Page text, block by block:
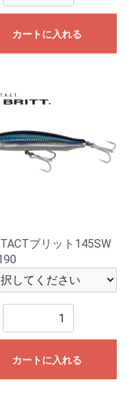
カートに入れる
ブリット145SW
カートに入れる